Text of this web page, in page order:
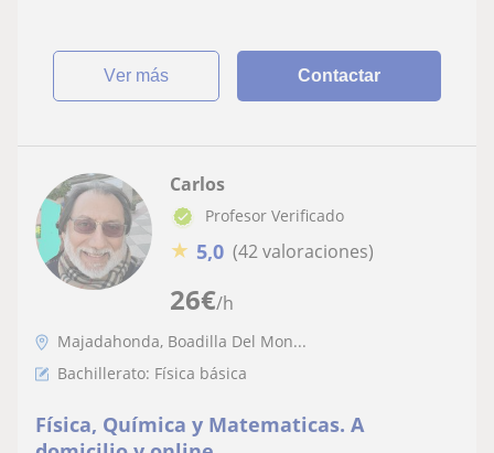
ver más Contactar
26€/h
Carlos
Profesor Verificado
★ 5,0 (42 valoraciones)
Majadahonda, Boadilla Del Mon...
Bachillerato: Física básica
Física, Química y Matematicas. A